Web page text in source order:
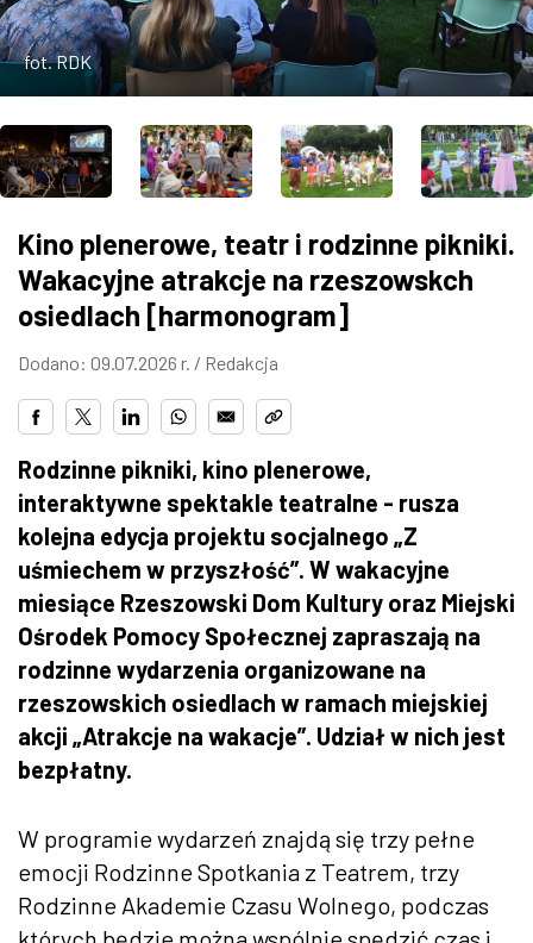
ZDJĘCIA
W RZESZOWIE
fot. RDK
Kino plenerowe, teatr i rodzinne pikniki.
Wakacyjne atrakcje na rzeszowskch
osiedlach [harmonogram]
Dodano: 09.07.2026 r. / Redakcja
Rodzinne pikniki, kino plenerowe,
interaktywne spektakle teatralne - rusza
kolejna edycja projektu socjalnego „Z
uśmiechem w przyszłość”. W wakacyjne
miesiące Rzeszowski Dom Kultury oraz Miejski
Ośrodek Pomocy Społecznej zapraszają na
rodzinne wydarzenia organizowane na
rzeszowskich osiedlach w ramach miejskiej
akcji „Atrakcje na wakacje”. Udział w nich jest
bezpłatny.
W programie wydarzeń znajdą się trzy pełne
emocji Rodzinne Spotkania z Teatrem, trzy
Rodzinne Akademie Czasu Wolnego, podczas